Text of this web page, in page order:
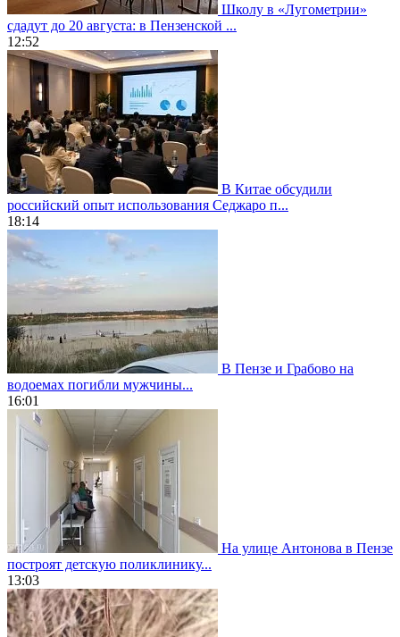
Школу в «Лугометрии»
сдадут до 20 августа: в Пензенской ...
12:52
В Китае обсудили
российский опыт использования Седжаро п...
18:14
В Пензе и Грабово на
водоемах погибли мужчины...
16:01
На улице Антонова в Пензе
построят детскую поликлинику...
13:03